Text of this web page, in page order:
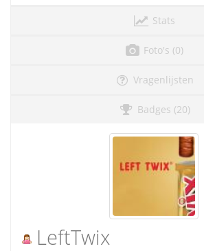
Stats
Foto's (0)
Vragenlijsten
Badges (20)
LeftTwix